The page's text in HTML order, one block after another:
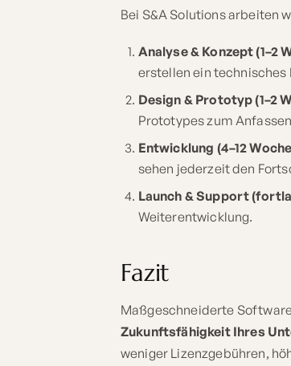
Bei S&A Solutions arbeiten
Analyse & Konzept (1–2
erstellen ein technisches
Design & Prototyp (1–2
Prototypes zum
Entwicklung (4–12
sehen jederzeit den
Launch & Support
Weiterentwicklung.
Fazit
Maßgeschneiderte
Zukunftsfähigkeit Ihres
weniger Lizenzgebühren,